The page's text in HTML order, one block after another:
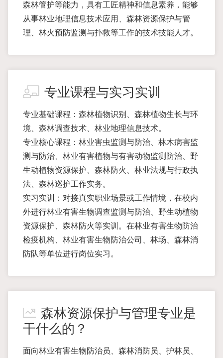
森林管护等能力，具有工匠精神和信息素养，能够
从事林业地理信息技术应用、森林资源保护与管
理、林火预防监测与扑救等工作的技术技能人才。
专业课程与实习实训
专业基础课程：森林植物识别、森林植物生长与环
境、森林调查技术、林业地理信息技术。
专业核心课程：林业害虫监测与防治、林木病害监
测与防治、林业有害植物与有害动物监测防治、野
生动植物资源保护、森林防火、林业法规与行政执
法、森林巡护工作实务。
实习实训：对接真实职业场景或工作情境，在校内
外进行林业有害生物调查监测与防治、野生动植物
资源保护、森林防火等实训。在林业有害生物防治
检疫机构、林业有害生物防治公司、林场、森林消
防队等单位进行岗位实习。
森林资源保护与管理专业是
干什么的？
面向林业有害生物防治员、森林消防员、护林员、